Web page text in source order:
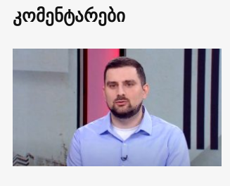
კომენტარები